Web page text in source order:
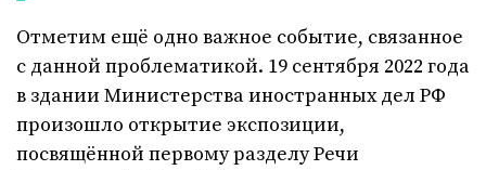
Отметим ещё одно важное событие, связанное
с данной проблематикой. 19 сентября 2022 года
в здании Министерства иностранных дел РФ
произошло открытие экспозиции,
посвящённой первому разделу Речи